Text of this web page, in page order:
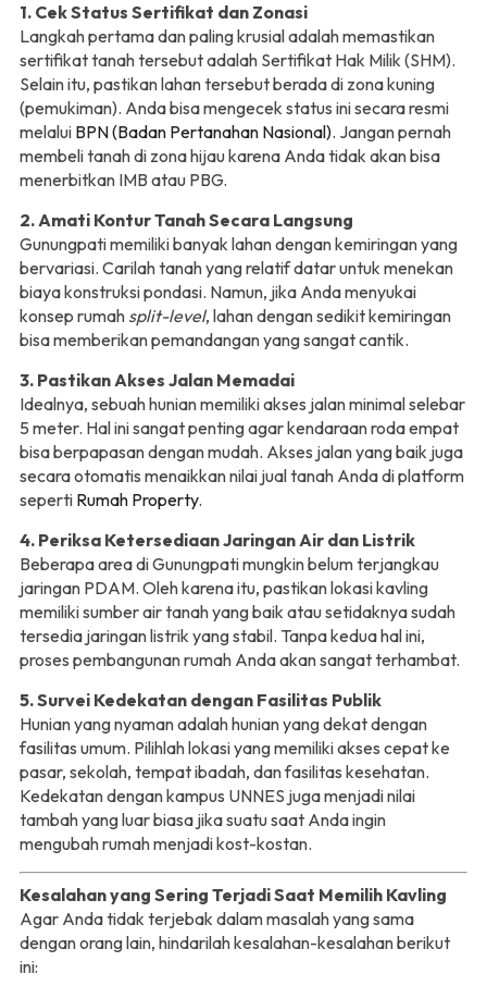
1. Cek Status Sertifikat dan Zonasi
Langkah pertama dan paling krusial adalah memastikan
sertifikat tanah tersebut adalah Sertifikat Hak Milik (SHM).
Selain itu, pastikan lahan tersebut berada di zona kuning
(pemukiman). Anda bisa mengecek status ini secara resmi
melalui BPN (Badan Pertanahan Nasional). Jangan pernah
membeli tanah di zona hijau karena Anda tidak akan bisa
menerbitkan IMB atau PBG.
2. Amati Kontur Tanah Secara Langsung
Gunungpati memiliki banyak lahan dengan kemiringan yang
bervariasi. Carilah tanah yang relatif datar untuk menekan
biaya konstruksi pondasi. Namun, jika Anda menyukai
konsep rumah split-level, lahan dengan sedikit kemiringan
bisa memberikan pemandangan yang sangat cantik.
3. Pastikan Akses Jalan Memadai
Idealnya, sebuah hunian memiliki akses jalan minimal selebar
5 meter. Hal ini sangat penting agar kendaraan roda empat
bisa berpapasan dengan mudah. Akses jalan yang baik juga
secara otomatis menaikkan nilai jual tanah Anda di platform
seperti Rumah Property.
4. Periksa Ketersediaan Jaringan Air dan Listrik
Beberapa area di Gunungpati mungkin belum terjangkau
jaringan PDAM. Oleh karena itu, pastikan lokasi kavling
memiliki sumber air tanah yang baik atau setidaknya sudah
tersedia jaringan listrik yang stabil. Tanpa kedua hal ini,
proses pembangunan rumah Anda akan sangat terhambat.
5. Survei Kedekatan dengan Fasilitas Publik
Hunian yang nyaman adalah hunian yang dekat dengan
fasilitas umum. Pilihlah lokasi yang memiliki akses cepat ke
pasar, sekolah, tempat ibadah, dan fasilitas kesehatan.
Kedekatan dengan kampus UNNES juga menjadi nilai
tambah yang luar biasa jika suatu saat Anda ingin
mengubah rumah menjadi kost-kostan.
Kesalahan yang Sering Terjadi Saat Memilih Kavling
Agar Anda tidak terjebak dalam masalah yang sama
dengan orang lain, hindarilah kesalahan-kesalahan berikut
ini: